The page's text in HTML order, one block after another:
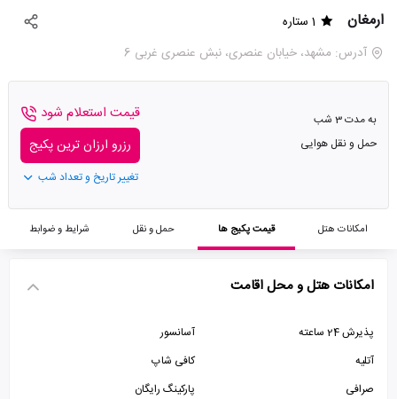
ارمغان
1 ستاره
آدرس: مشهد، خیابان عنصری، نبش عنصری غربی 6
به مدت 3 شب
حمل و نقل هوایی
قیمت استعلام شود
رزرو ارزان ترین پکیج
تغییر تاریخ و تعداد شب
امکانات هتل قیمت پکیج ها حمل و نقل شرایط و ضوابط
امکانات هتل و محل اقامت
پذیرش 24 ساعته
آسانسور
آتلیه
کافی شاپ
صرافی
پارکینگ رایگان